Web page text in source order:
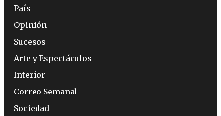
País
Opinión
Sucesos
Arte y Espectáculos
Interior
Correo Semanal
Sociedad